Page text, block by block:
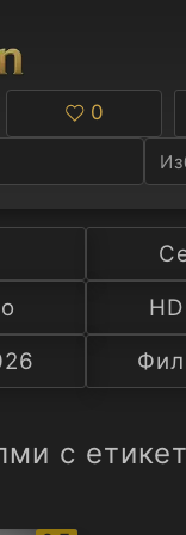
Ф
С
А
Любими
0
с